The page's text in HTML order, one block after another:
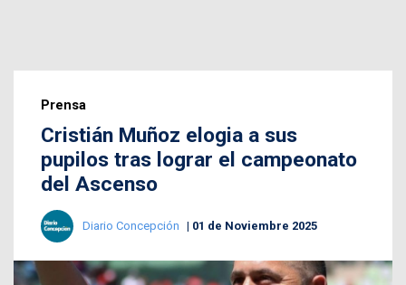
Prensa
Cristián Muñoz elogia a sus
pupilos tras lograr el campeonato
del Ascenso
Diario Concepción 01 de Noviembre 2025